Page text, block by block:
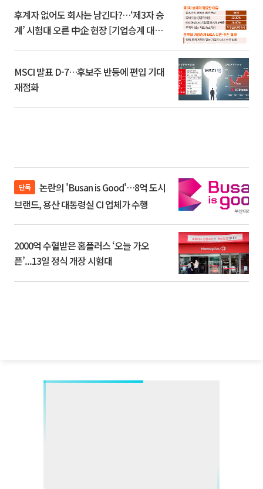
후계자 없어도 회사는 남긴다?…‘제3자 승
계’ 시험대 오른 中企 현장 [기업승계 대전
MSCI 발표 D-7…후보주 반등에 편입 기대
재점화
단독
브랜드, 용산 대통령실 CI 업체가 수행
2000억 수혈받은 홈플러스 ‘오늘 가오
픈’...13일 정식 개장 시험대